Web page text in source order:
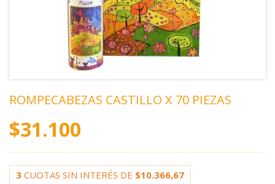
ROMPECABEZAS CASTILLO X 70 PIEZAS
$31.100
3 CUOTAS SIN INTERÉS DE $10.366,67